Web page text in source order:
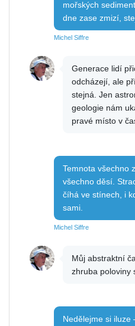
mořských
dne zase zmizí,
Michel Siffre
Generace lidí
odcházejí, ale
stejná. Jen
geologie nám
pravé místo v
Temnota všechno
všechno děsí.
číhá ve stínech, i
sami.
Michel Siffre
Můj abstraktní
zhruba poloviny
Nedělejme si iluze